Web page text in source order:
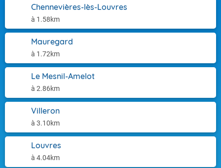
Chennevières-lès-Louvres
à 1.58km
Mauregard
à 1.72km
Le Mesnil-Amelot
à 2.86km
Villeron
à 3.10km
Louvres
à 4.04km